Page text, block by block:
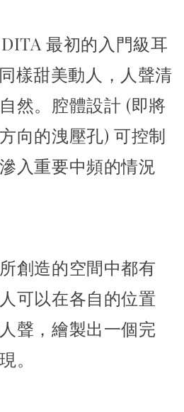
最初的入門級耳
樣甜美動人，人聲清
然。 腔體設計 (即將
向的洩壓孔)可控制
入重要中頻的情況
創造的空間中都有
可以在各自的位置
聲，繪製出一個完
。